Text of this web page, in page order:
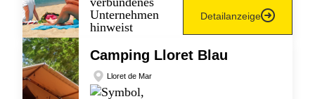
Detailanzeige
Camping Lloret Blau
Lloret de Mar